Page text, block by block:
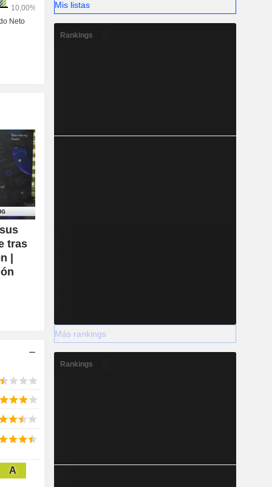
tras
|
A
Mis listas
Rankings
Más rankings
Rankings